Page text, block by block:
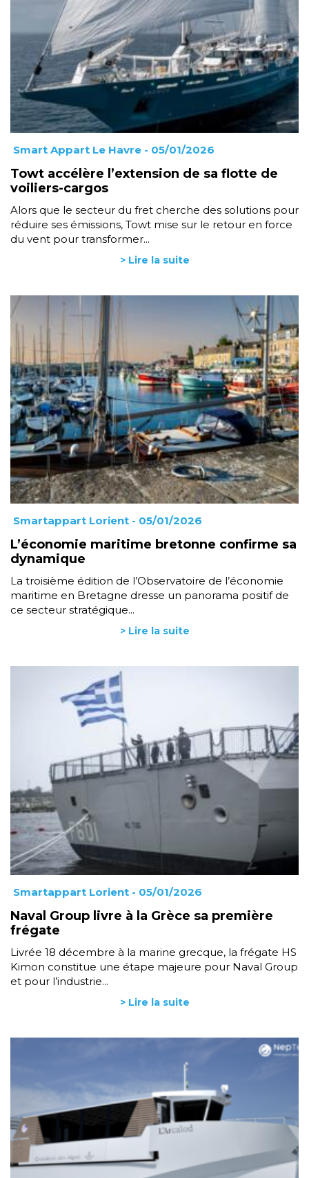
Smart Appart Le Havre - 05/01/2026
Towt accélère l’extension de sa flotte de
voiliers-cargos
Alors que le secteur du fret cherche des solutions pour
réduire ses émissions, Towt mise sur le retour en force
du vent pour transformer...
> Lire la suite
Smartappart Lorient - 05/01/2026
L’économie maritime bretonne confirme sa
dynamique
La troisième édition de l’Observatoire de l’économie
maritime en Bretagne dresse un panorama positif de
ce secteur stratégique...
> Lire la suite
Smartappart Lorient - 05/01/2026
Naval Group livre à la Grèce sa première
frégate
Livrée 18 décembre à la marine grecque, la frégate HS
Kimon constitue une étape majeure pour Naval Group
et pour l’industrie...
> Lire la suite